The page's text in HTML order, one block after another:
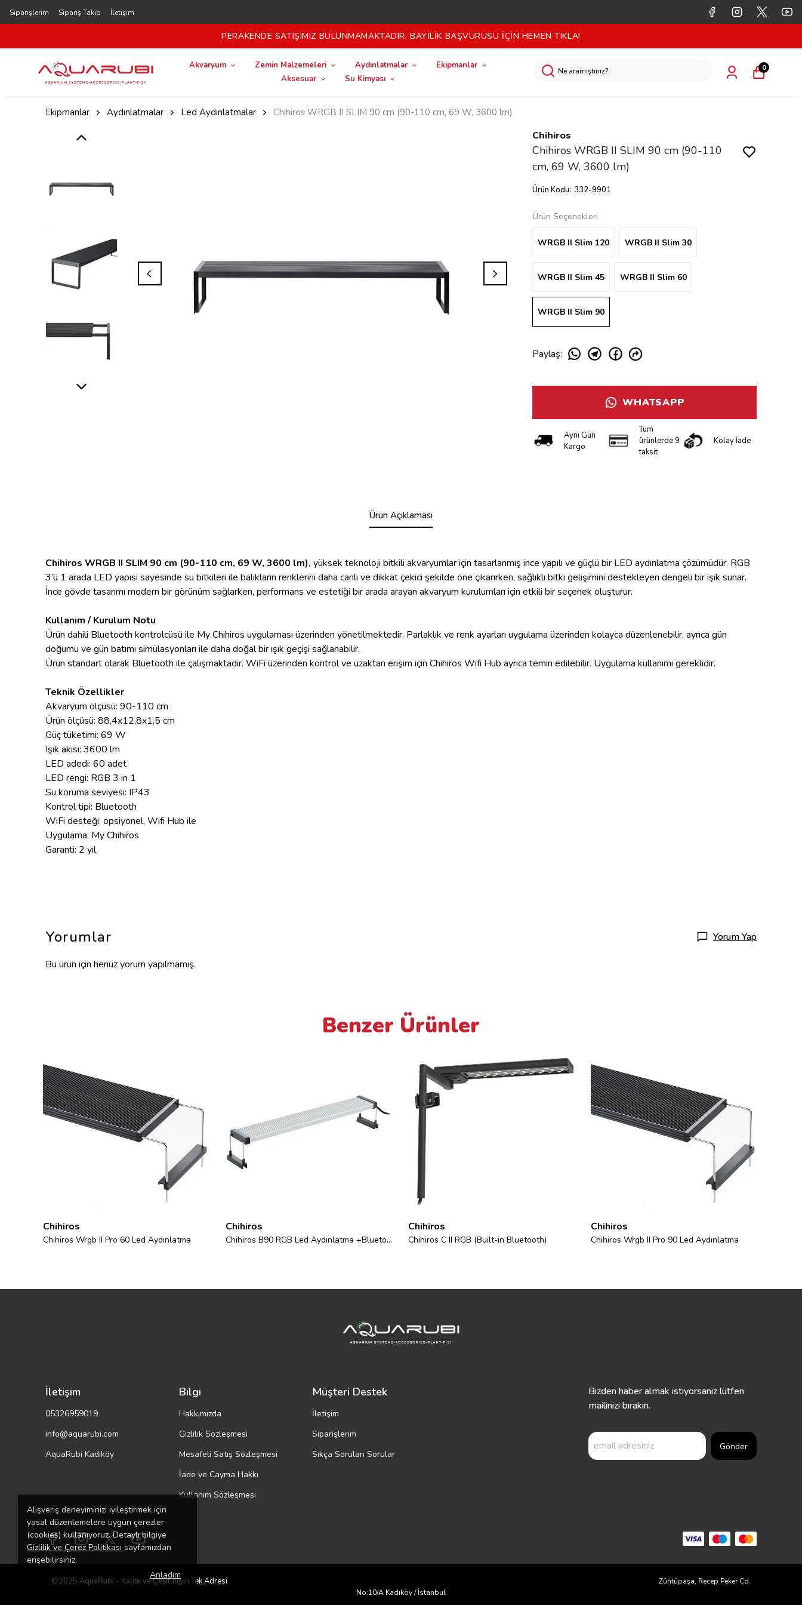
Siparişlerim Sipariş Takip İletişim
PERAKENDE SATIŞIMIZ BULUNMAMAKTADIR. BAYİLİK BAŞVURUSU İÇİN HEMEN TIKLA!
Akvaryum Zemin Malzemeleri Aydınlatmalar
Ekipmanlar
Aksesuar
Su Kimyası
0
Alışveriş deneyiminizi iyileştirmek için
yasal düzenlemelere uygun çerezler
(cookies) kullanıyoruz. Detaylı bilgiye
Gizlilik ve Çerez Politikası sayfamızdan
erişebilirsiniz.
Anladım
Ekipmanlar Aydınlatmalar Led Aydınlatmalar Chihiros WRGB II SLIM 90 cm (90-110 cm, 69 W, 3600 lm)
Chihiros
Chihiros WRGB II SLIM 90 cm (90-110
cm, 69 W, 3600 lm)
Ürün Kodu: 332-9901
Ürün Seçenekleri
WRGB II Slim 120 WRGB II Slim 30
WRGB II Slim 45 WRGB II Slim 60
WRGB II Slim 90
Paylaş:
WHATSAPP
Aynı Gün
Kargo
Tüm
ürünlerde 9
taksit
Kolay İade
Ürün Açıklaması
Chihiros WRGB II SLIM 90 cm (90-110 cm, 69 W, 3600 lm), yüksek teknoloji bitkili akvaryumlar için tasarlanmış ince yapılı ve güçlü bir LED aydınlatma çözümüdür. RGB
3’ü 1 arada LED yapısı sayesinde su bitkileri ile balıkların renklerini daha canlı ve dikkat çekici şekilde öne çıkarırken, sağlıklı bitki gelişimini destekleyen dengeli bir ışık sunar.
İnce gövde tasarımı modern bir görünüm sağlarken, performans ve estetiği bir arada arayan akvaryum kurulumları için etkili bir seçenek oluşturur.
Kullanım / Kurulum Notu
Ürün dahili Bluetooth kontrolcüsü ile My Chihiros uygulaması üzerinden yönetilmektedir. Parlaklık ve renk ayarları uygulama üzerinden kolayca düzenlenebilir, ayrıca gün
doğumu ve gün batımı simülasyonları ile daha doğal bir ışık geçişi sağlanabilir.
Ürün standart olarak Bluetooth ile çalışmaktadır. WiFi üzerinden kontrol ve uzaktan erişim için Chihiros Wifi Hub ayrıca temin edilebilir. Uygulama kullanımı gereklidir.
Teknik Özellikler
Akvaryum ölçüsü: 90-110 cm
Ürün ölçüsü: 88,4x12,8x1,5 cm
Güç tüketimi: 69 W
Işık akısı: 3600 lm
LED adedi: 60 adet
LED rengi: RGB 3 in 1
Su koruma seviyesi: IP43
Kontrol tipi: Bluetooth
WiFi desteği: opsiyonel, Wifi Hub ile
Uygulama: My Chihiros
Garanti: 2 yıl
Yorumlar Yorum Yap
Bu ürün için henüz yorum yapılmamış.
Benzer Ürünler
Chihiros
Chihiros Wrgb II Pro 60 Led Aydınlatma
Chihiros
Chihiros B90 RGB Led Aydınlatma +Bluetooth Controller
Chihiros
Chihiros C II RGB (Built-in Bluetooth)
Chihiros
Chihiros Wrgb II Pro 90 Led Aydınlatma
İletişim
05326959019
info@aquarubi.com
AquaRubi Kadıköy
Bilgi
Hakkımızda
Gizlilik Sözleşmesi
Mesafeli Satış Sözleşmesi
İade ve Cayma Hakkı
Kullanım Sözleşmesi
Müşteri Destek
İletişim
Siparişlerim
Sıkça Sorulan Sorular
Bizden haber almak istiyorsanız lütfen
mailinizi bırakın.
Gönder
©2025 AquaRubi - Kalite ve Çeşitliliğin Tek Adresi Zühtüpaşa, Recep Peker Cd.
No:10/A Kadıköy / İstanbul